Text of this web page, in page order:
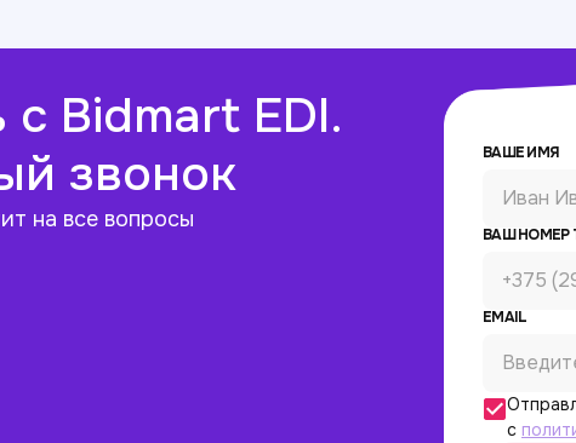
Bidmart EDI.
звонок
на все вопросы
ВАШЕ ИМЯ
ВАШ НОМЕР
EMAIL
с